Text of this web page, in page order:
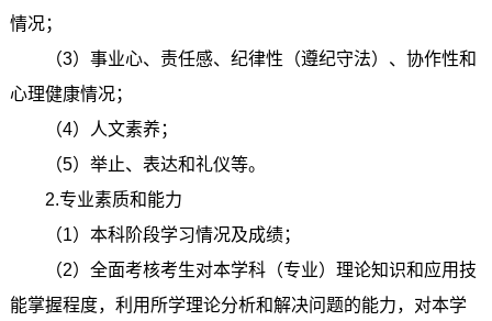
情况；
（3）事业心、责任感、纪律性（遵纪守法）、协作性和
心理健康情况；
（4）人文素养；
（5）举止、表达和礼仪等。
2.专业素质和能力
（1）本科阶段学习情况及成绩；
（2）全面考核考生对本学科（专业）理论知识和应用技
能掌握程度，利用所学理论分析和解决问题的能力，对本学